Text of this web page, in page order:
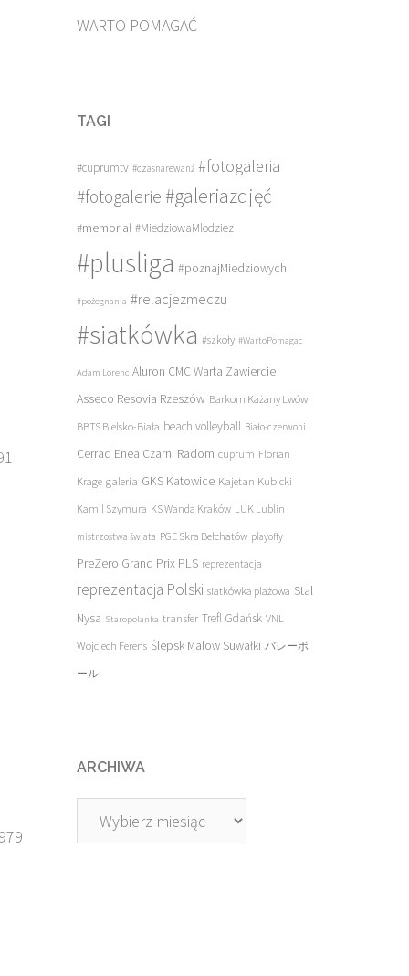
WARTO POMAGAĆ
TAGI
#cuprumtv #czasnarewanż #fotogaleria
#fotogalerie #galeriazdjęć
#memoriał #MiedziowaMlodziez
#plusliga #poznajMiedziowych
#pożegnania #relacjezmeczu
#siatkówka #szkoły #WartoPomagac
Adam Lorenc Aluron CMC Warta Zawiercie
Asseco Resovia Rzeszów Barkom Każany Lwów
BBTS Bielsko-Biała beach volleyball Biało-czerwoni
Cerrad Enea Czarni Radom cuprum Florian
Krage galeria GKS Katowice Kajetan Kubicki
Kamil Szymura KS Wanda Kraków LUK Lublin
mistrzostwa świata PGE Skra Bełchatów playoffy
PreZero Grand Prix PLS reprezentacja
reprezentacja Polski siatkówka plażowa Stal
Nysa Staropolanka transfer Trefl Gdańsk VNL
Wojciech Ferens Ślepsk Malow Suwałki バレーボ
ール
ARCHIWA
Archiwa